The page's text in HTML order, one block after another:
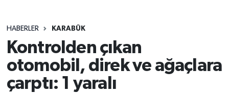
HABERLER KARABÜK
Kontrolden çıkan
otomobil, direk ve ağaçlara
çarptı: 1 yaralı
Alaplı
Asayiş
Tüm Manşetler
Son Dakika Haberleri